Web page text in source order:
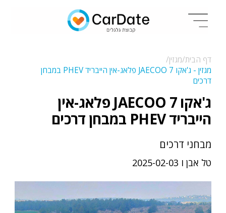
דף הבית/מגזין/
מגזין - ג'אקו JAECOO 7 פלאג-אין הייבריד PHEV במבחן
דרכים
ג'אקו JAECOO 7 פלאג-אין
הייבריד PHEV במבחן דרכים
מבחני דרכים
טל אבן ו 2025-02-03